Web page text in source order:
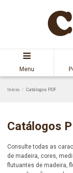
Menu
Início Catálogos PDF
Catálogos
Consulte todas as
de madeira, cores,
flutuantes de madeira,